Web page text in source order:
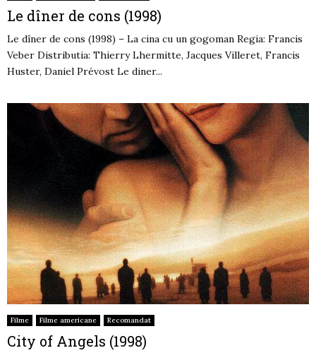
Le dîner de cons (1998)
Le dîner de cons (1998) – La cina cu un gogoman Regia: Francis
Veber Distributia: Thierry Lhermitte, Jacques Villeret, Francis
Huster, Daniel Prévost Le diner...
Filme Filme americane Recomandat
City of Angels (1998)